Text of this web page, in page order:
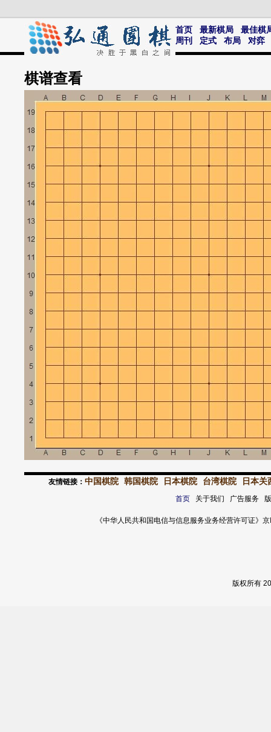
首页 最新棋局
最佳棋
周刊
定式 布局 对弈
棋谱查看
友情链接： 中国棋院 韩国棋院 日本棋院 台湾棋院 日本关
首页关于我们 广告服务
《中华人民共和国电信与信息服务业务经营许可证
版权所有